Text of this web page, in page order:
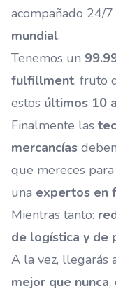
acompañado 24/
mundial.
Tenemos un
fulfillment, fruto
estos últimos 10
Finalmente las
mercancías
que mereces
una expertos en
Mientras tanto:
de logística y de
A la vez, llegarás
mejor que nunca,